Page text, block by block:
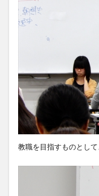
教職を目指すものとし